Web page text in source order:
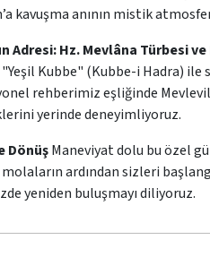
kavuşma anının mistik
Adresi: Hz. Mevlâna Türbesi
Kubbe" (Kubbe-i Hadra) ile
rehberimiz eşliğinde
yerinde deneyimliyoruz.
DönüşManeviyat dolu bu özel
ardından sizleri
yeniden buluşmayı diliyoruz.